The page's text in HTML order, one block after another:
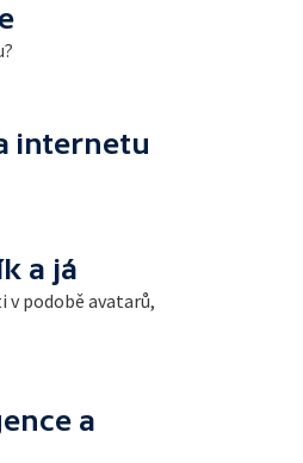
internetu
a já
podobě avatarů,
a